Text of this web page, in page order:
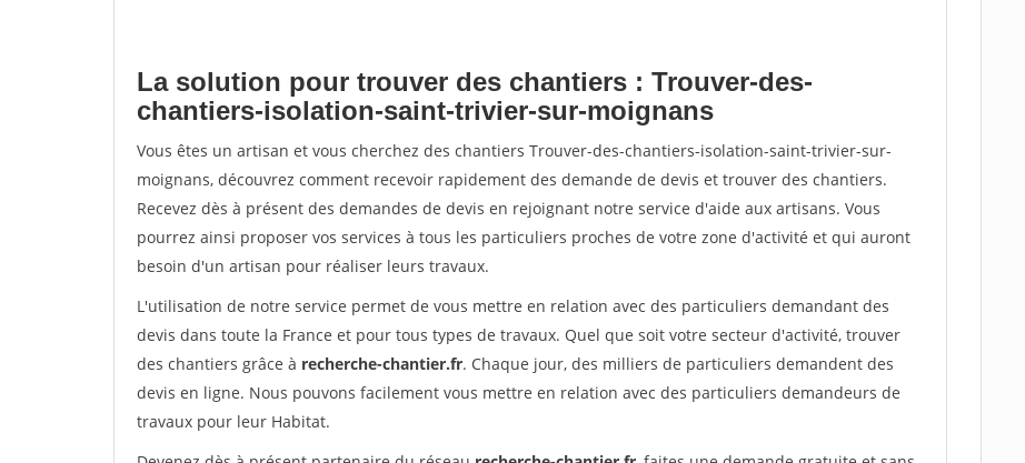
La solution pour trouver des chantiers : Trouver-des-
chantiers-isolation-saint-trivier-sur-moignans
Vous êtes un artisan et vous cherchez des chantiers Trouver-des-chantiers-isolation-saint-trivier-sur-
moignans, découvrez comment recevoir rapidement des demande de devis et trouver des chantiers.
Recevez dès à présent des demandes de devis en rejoignant notre service d'aide aux artisans. Vous
pourrez ainsi proposer vos services à tous les particuliers proches de votre zone d'activité et qui auront
besoin d'un artisan pour réaliser leurs travaux.
L'utilisation de notre service permet de vous mettre en relation avec des particuliers demandant des
devis dans toute la France et pour tous types de travaux. Quel que soit votre secteur d'activité, trouver
des chantiers grâce à recherche-chantier.fr. Chaque jour, des milliers de particuliers demandent des
devis en ligne. Nous pouvons facilement vous mettre en relation avec des particuliers demandeurs de
travaux pour leur Habitat.